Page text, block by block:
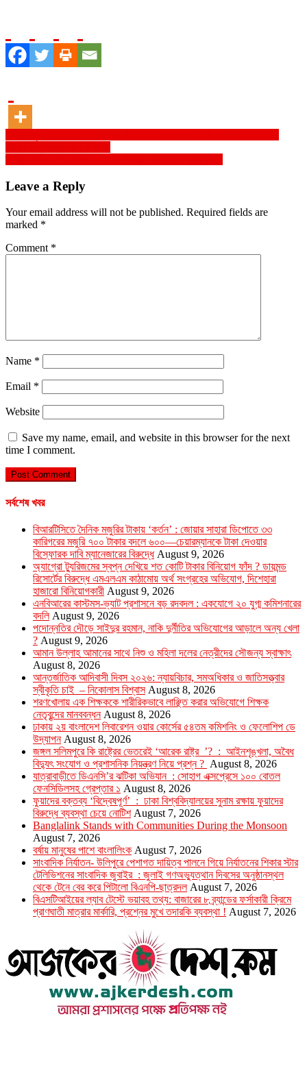
Post
navigation
Leave a Reply
Your email address will not be published. Required fields are
marked *
Comment *
Name *
Email *
Website
Save my name, email, and website in this browser for the next
time I comment.
সর্বশেষ খবর
বিআরটিসিতে দৈনিক মজুরির টাকায় ‘কর্তন’ : জোয়ার সাহারা ডিপোতে ৩৩
কারিগরের মজুরি ৭০০ টাকার বদলে ৬০০—চেয়ারম্যানকে টাকা দেওয়ার
বিস্ফোরক দাবি ম্যানেজারের বিরুদ্ধে August 9, 2026
অ্যাগ্রো ট্যুরিজমের স্বপ্ন দেখিয়ে শত কোটি টাকার বিনিয়োগ ফাঁদ ? ডায়মন্ড
রিসোর্টের বিরুদ্ধে এমএলএম কাঠামোয় অর্থ সংগ্রহের অভিযোগ, দিশেহারা
হাজারো বিনিয়োগকারী August 9, 2026
এনবিআরের কাস্টমস-ভ্যাট প্রশাসনে বড় রদবদল : একযোগে ২০ যুগ্ম কমিশনারের
বদলি August 9, 2026
পদোন্নতির দৌড়ে সাইদুর রহমান, নাকি দুর্নীতির অভিযোগের আড়ালে অন্য খেলা
? August 9, 2026
আমান উল্লাহ আমানের সাথে নিশু ও মহিলা দলের নেত্রীদের সৌজন্য স্বাক্ষাৎ
August 8, 2026
আন্তর্জাতিক আদিবাসী দিবস ২০২৬: ন্যায়বিচার, সমঅধিকার ও জাতিসত্ত্বার
স্বীকৃতি চাই – নিকোলাস বিশ্বাস August 8, 2026
শরণখোলায় এক শিক্ষককে শারীরিকভাবে লাঞ্ছিত করার অভিযোগে শিক্ষক
নেতৃবৃন্দের মানববন্ধন August 8, 2026
ঢাকায় ২য় বাংলাদেশ লিবারেশন ওয়ার কোর্সের ৫৪তম কমিশনিং ও ফেলোশিপ ডে
উদ্‌যাপন August 8, 2026
জঙ্গল সলিমপুরে কি রাষ্ট্রের ভেতরেই ‘আরেক রাষ্ট্র ’? : আইনশৃঙ্খলা, অবৈধ
বিদ্যুৎ সংযোগ ও প্রশাসনিক নিয়ন্ত্রণ নিয়ে প্রশ্ন ? August 8, 2026
যাত্রাবাড়ীতে ডিএনসি’র ঝটিকা অভিযান : সোহাগ এক্সপ্রেসে ১০০ বোতল
ফেনসিডিলসহ গ্রেপ্তার ১ August 8, 2026
ফুয়াদের বক্তব্য ‘বিদ্বেষপূর্ণ’ : ঢাকা বিশ্ববিদ্যালয়ের সুনাম রক্ষায় ফুয়াদের
বিরুদ্ধে ব্যবস্থা চেয়ে নোটিশ August 7, 2026
Banglalink Stands with Communities During the Monsoon
August 7, 2026
বর্ষায় মানুষের পাশে বাংলালিংক August 7, 2026
সাংবাদিক নির্যাতন- উলিপুরে পেশাগত দায়িত্ব পালনে গিয়ে নির্যাতনের শিকার স্টার
টেলিভিশনের সাংবাদিক জুবাইর : জুলাই গণঅভ্যুত্থান দিবসের অনুষ্ঠানস্থল
থেকে টেনে বের করে পিটালো বিএনপি-ছাত্রদল August 7, 2026
বিএসটিআইয়ের ল্যাব টেস্টে ভয়াবহ তথ্য: বাজারের ৮ ব্র্যান্ডের ফর্সাকারী ক্রিমে
প্রাণঘাতী মাত্রার মার্কারি, প্রশ্নের মুখে তদারকি ব্যবস্থা ! August 7, 2026